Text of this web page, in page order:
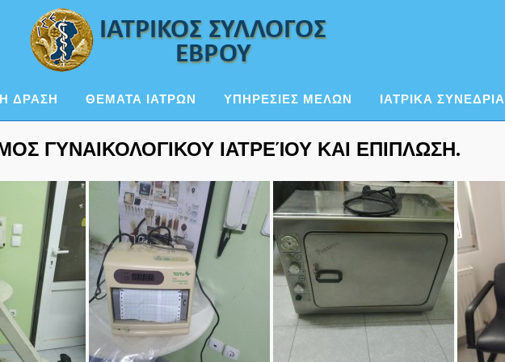
ΔΡΑΣΗ ΘΕΜΑΤΑ ΙΑΤΡΩΝ ΥΠΗΡΕΣΙΕΣ ΜΕΛΩΝ ΙΑΤΡΙΚΑ ΣΥΝΕΔΡΙΑ
ΓΥΝΑΙΚΟΛΟΓΙΚΟΥ ΙΑΤΡΕΊΟΥ ΚΑΙ ΕΠΙΠΛΩΣΗ.